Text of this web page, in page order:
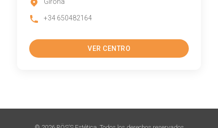
+34 650482164
VER CENTRO